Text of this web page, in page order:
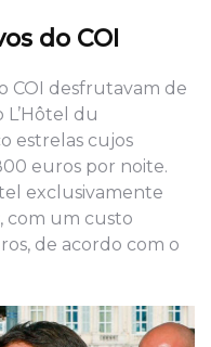
do COI
COI desfrutavam de
du
estrelas cujos
euros por noite.
exclusivamente
com um custo
de acordo com o